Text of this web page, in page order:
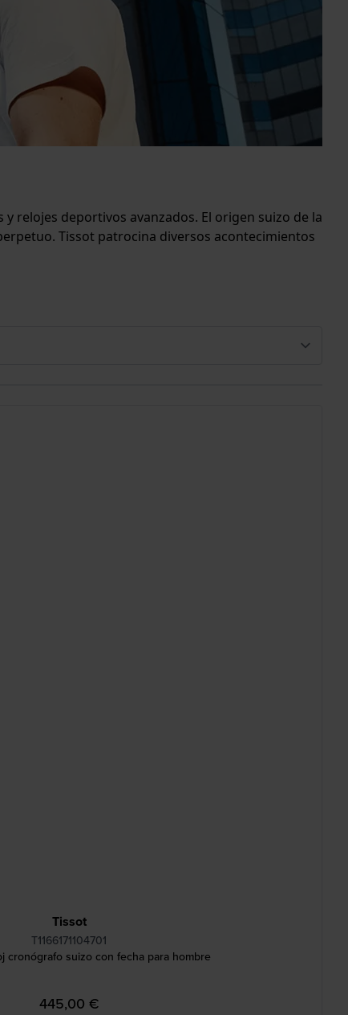
relojes deportivos avanzados. El origen suizo de la
Tissot patrocina diversos acontecimientos
Tissot
T1166171104701
cronógrafo suizo con fecha para hombre
445,00 €